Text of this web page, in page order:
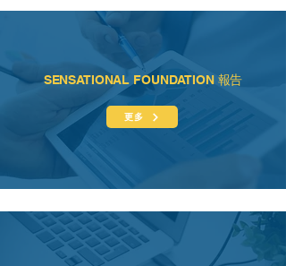
SENSATIONAL FOUNDATION 報告
更多